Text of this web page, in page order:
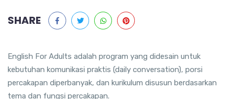
SHARE
English For Adults adalah program yang didesain untuk
kebutuhan komunikasi praktis (daily conversation), porsi
percakapan diperbanyak, dan kurikulum disusun berdasarkan
tema dan fungsi percakapan.